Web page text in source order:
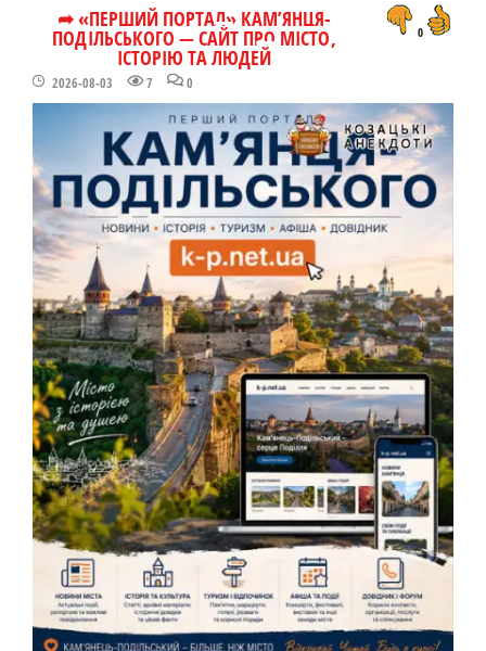
➦ «ПЕРШИЙ ПОРТАЛ» КАМ’ЯНЦЯ-
ПОДІЛЬСЬКОГО — САЙТ ПРО МІСТО,
ІСТОРІЮ ТА ЛЮДЕЙ
2026-08-03 7 0
0